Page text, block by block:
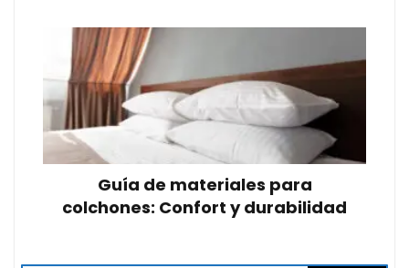
Guía de materiales para
colchones: Confort y durabilidad